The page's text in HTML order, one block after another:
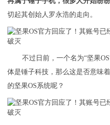
切起其创始人罗永浩的走向。
不过日前，一个名为“坚果
体是锤子科技，那么这是否意味
的坚果OS系统呢？